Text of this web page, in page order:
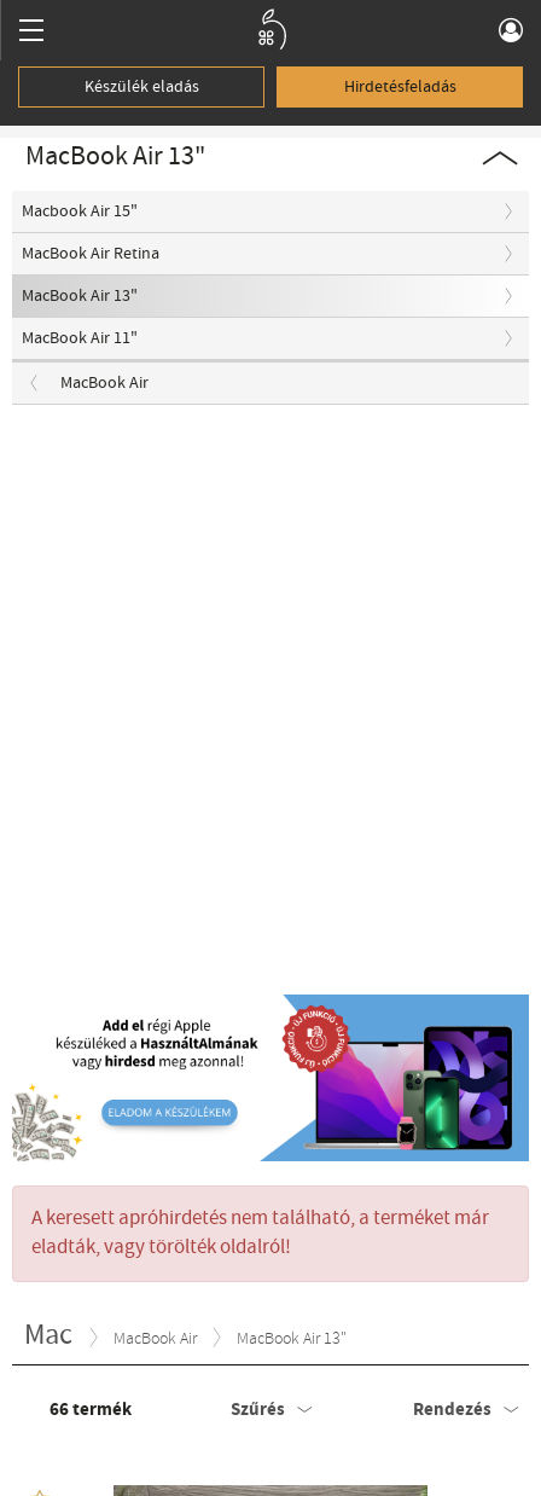
Készülék eladás Hirdetésfeladás
MacBook Air 13"
Macbook Air 15"
MacBook Air Retina
MacBook Air 13"
MacBook Air 11"
MacBook Air
A keresett apróhirdetés nem található, a terméket már
eladták, vagy törölték oldalról!
Mac MacBook Air MacBook Air 13"
66termék Szűrés Rendezés